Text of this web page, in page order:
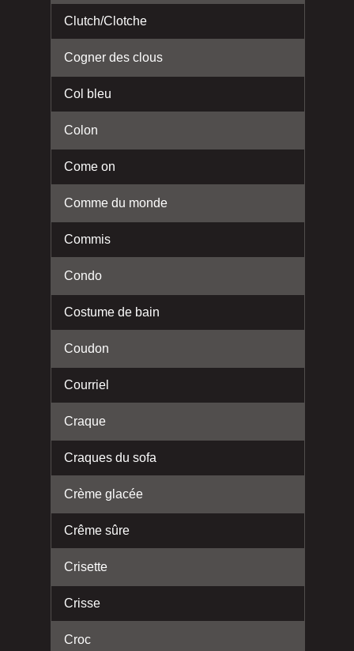
Clutch/Clotche
Cogner des clous
Col bleu
Colon
Come on
Comme du monde
Commis
Condo
Costume de bain
Coudon
Courriel
Craque
Craques du sofa
Crème glacée
Crême sûre
Crisette
Crisse
Croc